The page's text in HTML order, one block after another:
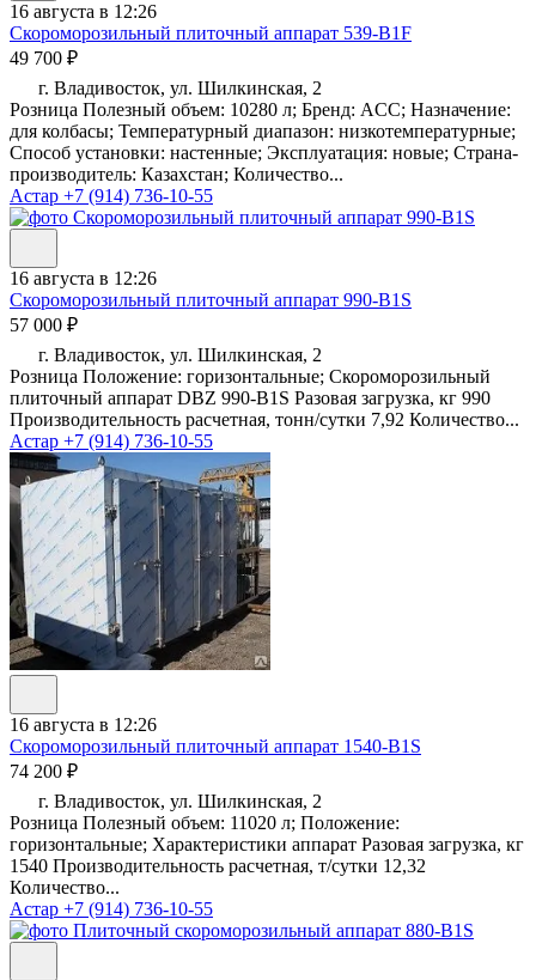
16 августа в 12:26
Скороморозильный плиточный аппарат 539-B1F
49 700 ₽
г. Владивосток, ул. Шилкинская, 2
Розница Полезный объем: 10280 л; Бренд: ACC; Назначение:
для колбасы; Температурный диапазон: низкотемпературные;
Способ установки: настенные; Эксплуатация: новые; Страна-
производитель: Казахстан; Количество...
Астар +7 (914) 736-10-55
16 августа в 12:26
Скороморозильный плиточный аппарат 990-B1S
57 000 ₽
г. Владивосток, ул. Шилкинская, 2
Розница Положение: горизонтальные; Скороморозильный
плиточный аппарат DBZ 990-B1S Разовая загрузка, кг 990
Производительность расчетная, тонн/сутки 7,92 Количество...
Астар +7 (914) 736-10-55
16 августа в 12:26
Скороморозильный плиточный аппарат 1540-B1S
74 200 ₽
г. Владивосток, ул. Шилкинская, 2
Розница Полезный объем: 11020 л; Положение:
горизонтальные; Характеристики аппарат Разовая загрузка, кг
1540 Производительность расчетная, т/сутки 12,32
Количество...
Астар +7 (914) 736-10-55